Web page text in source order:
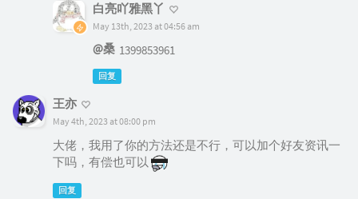
白亮吖雅黑丫
May 13th, 2023 at 04:56 am
@桑 1399853961
回复
王亦
May 4th, 2023 at 08:00 pm
大佬，我用了你的方法还是不行，可以加个好友资讯一
下吗，有偿也可以
回复